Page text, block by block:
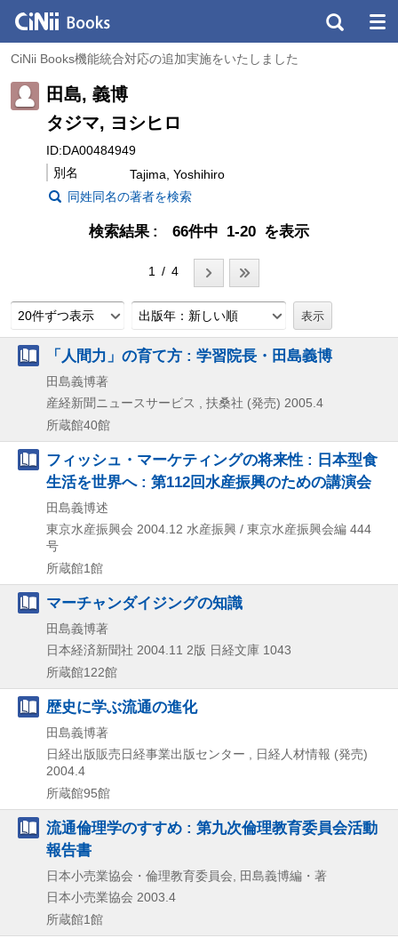
CiNii Books機能統合対応の追加実施をいたしました
田島, 義博
タジマ, ヨシヒロ
ID:DA00484949
別名
Tajima, Yoshihiro
同姓同名の著者を検索
検索結果 66件中 1-20 を表示
1 / 4
20件ずつ表示 出版年：新しい順
「人間力」の育て方 : 学習院長・田島義博
田島義博著
産経新聞ニュースサービス , 扶桑社 (発売) 2005.4
所蔵館40館
フィッシュ・マーケティングの将来性 : 日本型食
生活を世界へ : 第112回水産振興のための講演会
田島義博述
東京水産振興会 2004.12 水産振興 / 東京水産振興会編 444
号
所蔵館1館
マーチャンダイジングの知識
田島義博著
日本経済新聞社 2004.11 2版 日経文庫 1043
所蔵館122館
歴史に学ぶ流通の進化
田島義博著
日経出版販売日経事業出版センター , 日経人材情報 (発売)
2004.4
所蔵館95館
流通倫理学のすすめ : 第九次倫理教育委員会活動
報告書
日本小売業協会・倫理教育委員会, 田島義博編・著
日本小売業協会 2003.4
所蔵館1館